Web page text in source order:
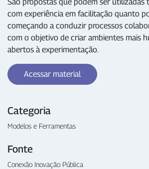
Categoria
Modelos e Ferramentas
Fonte
Conexão Inovação Pública
com experiência em facilitação quanto
começando a conduzir processos
com o objetivo de criar ambientes mais
abertos à experimentação.
Acessar material